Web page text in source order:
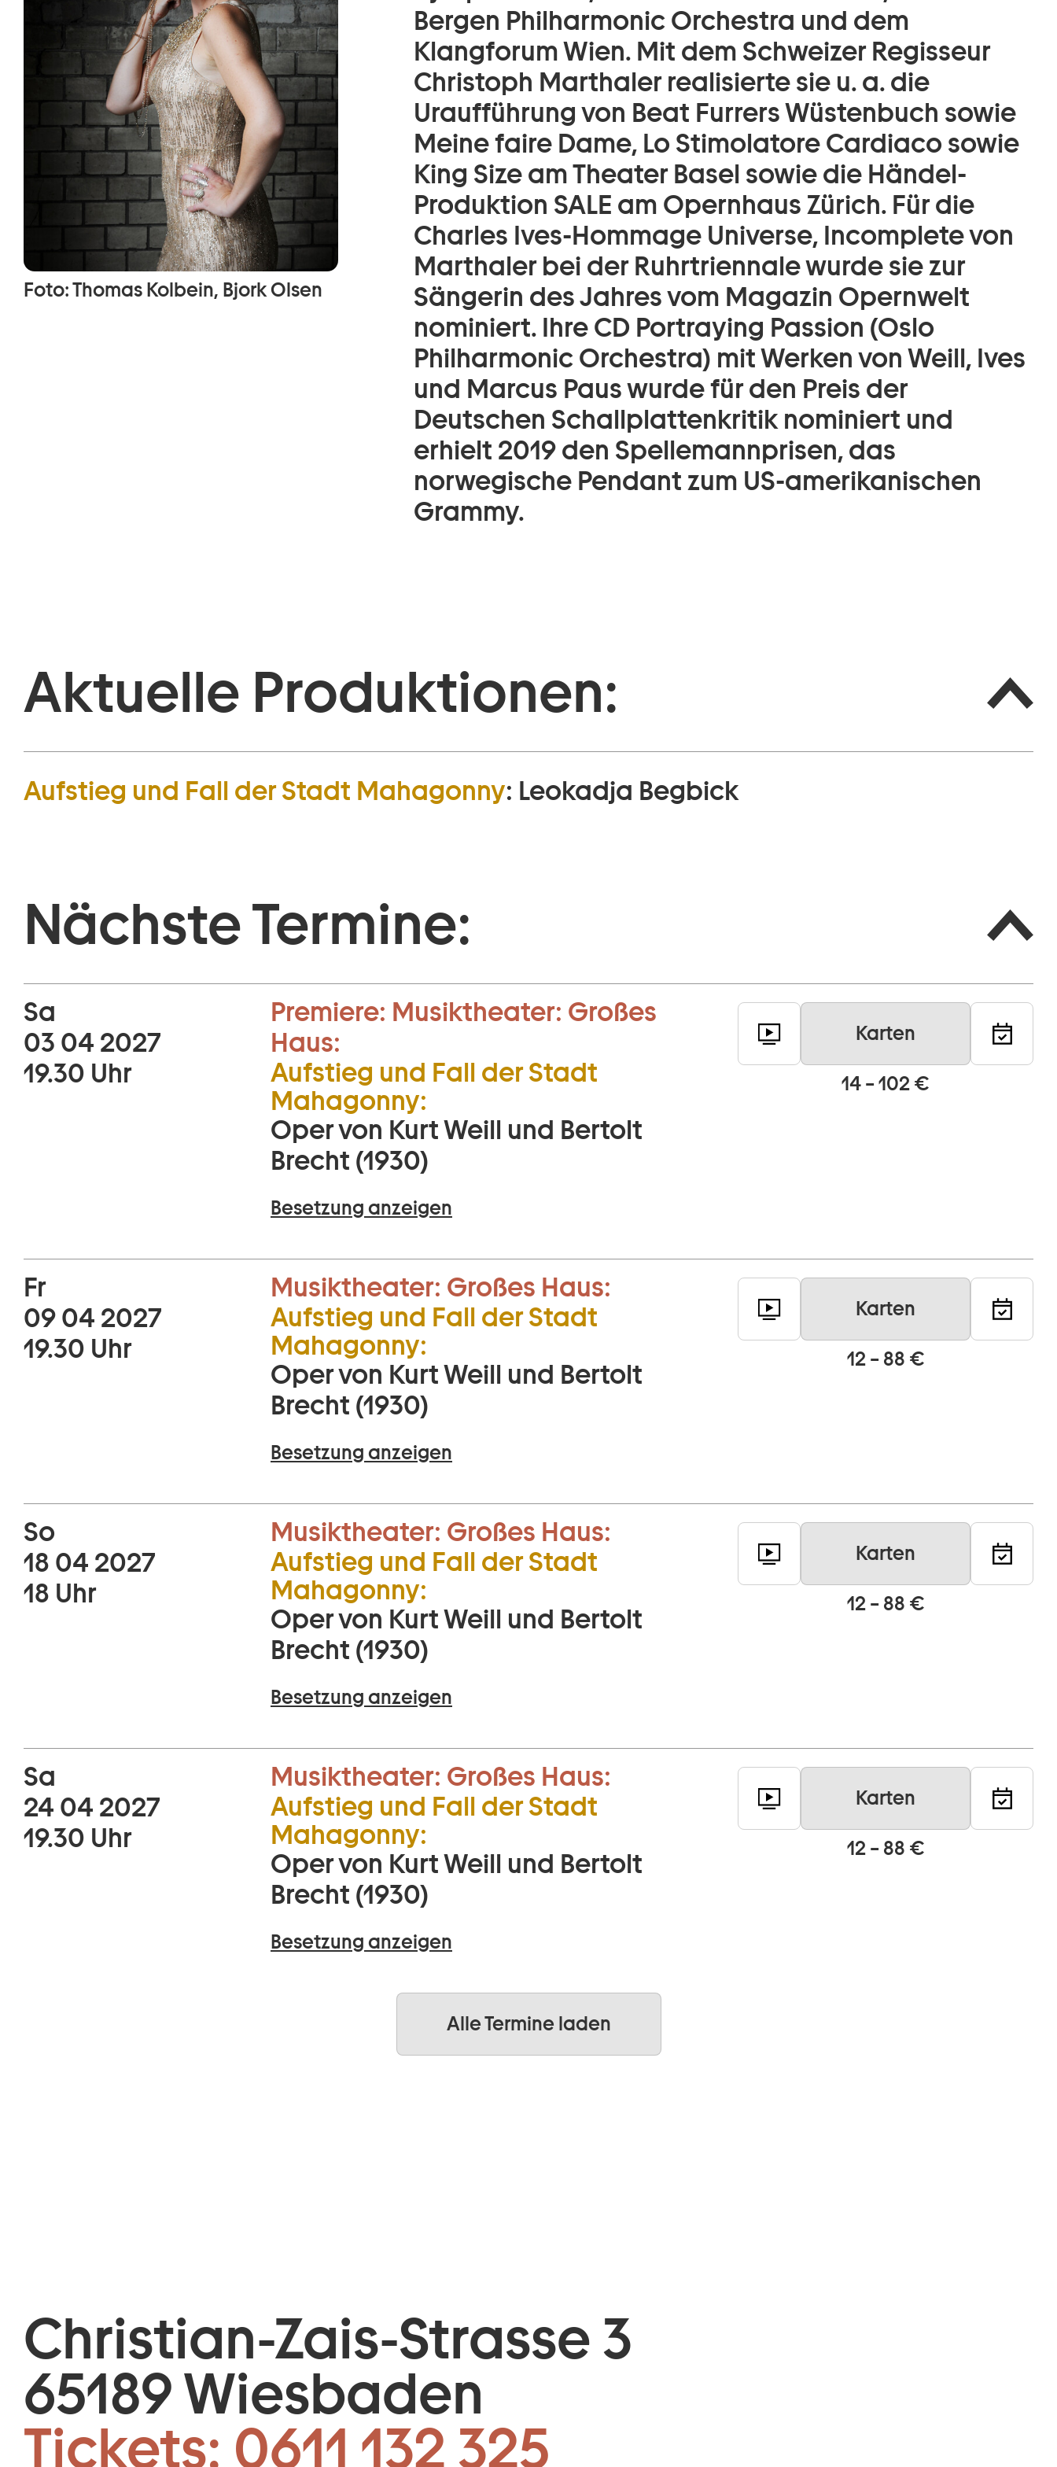
Foto: Thomas Kolbein, Bjork Olsen
Bergen Philharmonic Orchestra und dem
Klangforum Wien. Mit dem Schweizer Regisseur
Christoph Marthaler realisierte sie u. a. die
Uraufführung von Beat Furrers Wüstenbuch sowie
Meine faire Dame, Lo Stimolatore Cardiaco sowie
King Size am Theater Basel sowie die Händel-
Produktion SALE am Opernhaus Zürich. Für die
Charles Ives-Hommage Universe, Incomplete von
Marthaler bei der Ruhrtriennale wurde sie zur
Sängerin des Jahres vom Magazin Opernwelt
nominiert. Ihre CD Portraying Passion (Oslo
Philharmonic Orchestra) mit Werken von Weill, Ives
und Marcus Paus wurde für den Preis der
Deutschen Schallplattenkritik nominiert und
erhielt 2019 den Spellemannprisen, das
norwegische Pendant zum US-amerikanischen
Grammy.
Aktuelle Produktionen:
Aufstieg und Fall der Stadt Mahagonny: Leokadja Begbick
Nächste Termine:
Sa
03 04 2027
19.30 Uhr
Premiere: Musiktheater: Großes
Haus:
Aufstieg und Fall der Stadt
Mahagonny:
Oper von Kurt Weill und Bertolt
Brecht (1930)
Besetzung anzeigen
Karten
14 – 102 €
Fr
09 04 2027
19.30 Uhr
Musiktheater: Großes Haus:
Aufstieg und Fall der Stadt
Mahagonny:
Oper von Kurt Weill und Bertolt
Brecht (1930)
Besetzung anzeigen
Karten
12 – 88 €
So
18 04 2027
18 Uhr
Musiktheater: Großes Haus:
Aufstieg und Fall der Stadt
Mahagonny:
Oper von Kurt Weill und Bertolt
Brecht (1930)
Besetzung anzeigen
Karten
12 – 88 €
Sa
24 04 2027
19.30 Uhr
Musiktheater: Großes Haus:
Aufstieg und Fall der Stadt
Mahagonny:
Oper von Kurt Weill und Bertolt
Brecht (1930)
Besetzung anzeigen
Karten
12 – 88 €
Alle Termine laden
Christian-Zais-Strasse 3
65189 Wiesbaden
Tickets: 0611 132 325